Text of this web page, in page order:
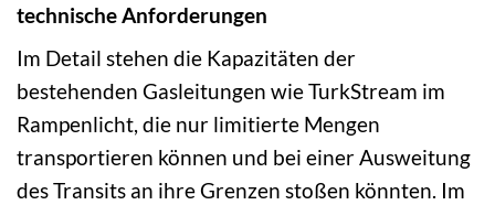
technische Anforderungen
Im Detail stehen die Kapazitäten der
bestehenden Gasleitungen wie TurkStream im
Rampenlicht, die nur limitierte Mengen
transportieren können und bei einer Ausweitung
des Transits an ihre Grenzen stoßen könnten. Im